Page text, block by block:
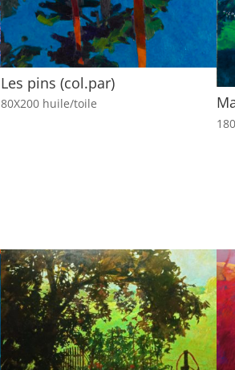
Les pins (col.par)
80X200 huile/toile